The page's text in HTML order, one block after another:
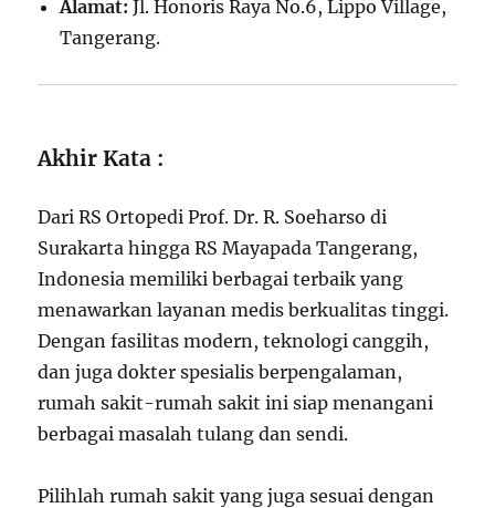
Alamat: Jl. Honoris Raya No.6, Lippo Village,
Tangerang.
Akhir Kata :
Dari RS Ortopedi Prof. Dr. R. Soeharso di
Surakarta hingga RS Mayapada Tangerang,
Indonesia memiliki berbagai terbaik yang
menawarkan layanan medis berkualitas tinggi.
Dengan fasilitas modern, teknologi canggih,
dan juga dokter spesialis berpengalaman,
rumah sakit-rumah sakit ini siap menangani
berbagai masalah tulang dan sendi.
Pilihlah rumah sakit yang juga sesuai dengan